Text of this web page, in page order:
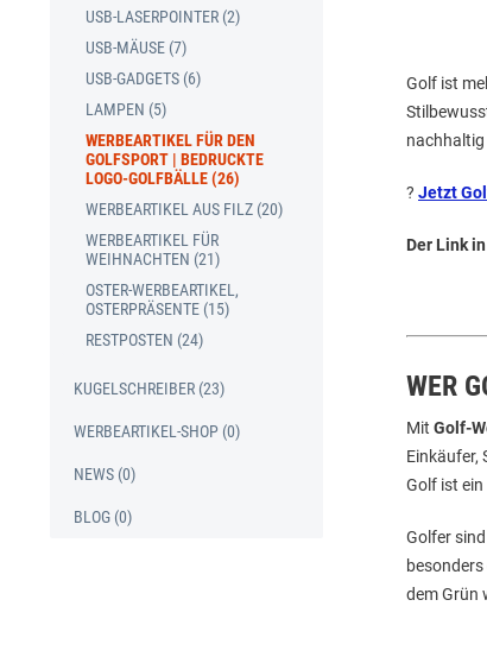
USB-LASERPOINTER (2)
USB-MÄUSE (7)
USB-GADGETS (6)
LAMPEN (5)
WERBEARTIKEL FÜR DEN
GOLFSPORT | BEDRUCKTE
LOGO-GOLFBÄLLE (26)
WERBEARTIKEL AUS FILZ (20)
WERBEARTIKEL FÜR
WEIHNACHTEN (21)
OSTER-WERBEARTIKEL,
OSTERPRÄSENTE (15)
RESTPOSTEN (24)
KUGELSCHREIBER (23)
WERBEARTIKEL-SHOP (0)
NEWS (0)
BLOG (0)
Golf ist
? Jetzt
Der Link
WER
Mit Golf-
Einkäufer,
Golf ist
Golfer
dem Grün